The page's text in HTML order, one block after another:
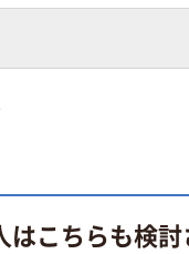
はこちらも検